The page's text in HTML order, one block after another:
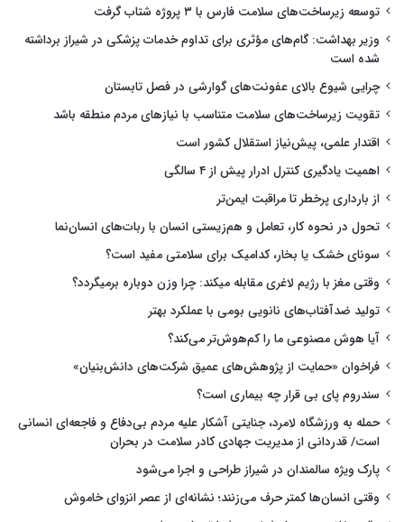
توسعه زیرساخت‌های سلامت فارس با ۳ پروژه شتاب گرفت
وزیر بهداشت: گام‌های مؤثری برای تداوم خدمات پزشکی در شیراز برداشته
شده است
چرایی شیوع بالای عفونت‌های گوارشی در فصل تابستان
تقویت زیرساخت‌های سلامت متناسب با نیازهای مردم منطقه باشد
اقتدار علمی، پیش‌نیاز استقلال کشور است
اهمیت یادگیری کنترل ادرار پیش از ۴ سالگی
از بارداری پرخطر تا مراقبت ایمن‌تر
تحول در نحوه کار، تعامل و هم‌زیستی انسان با ربات‌های انسان‌نما
سونای خشک یا بخار، کدامیک برای سلامتی مفید است؟
وقتی مغز با رژیم لاغری مقابله میکند: چرا وزن دوباره برمیگردد؟
تولید ضدآفتاب‌های نانویی بومی با عملکرد بهتر
آیا هوش مصنوعی ما را کم‌هوش‌تر می‌کند؟
فراخوان «حمایت از پژوهش‌های عمیق شرکت‌های دانش‌بنیان»
سندروم پای بی قرار چه بیماری است؟
حمله به ورزشگاه لامرد، جنایتی آشکار علیه مردم بی‌دفاع و فاجعه‌ای انسانی
است/ قدردانی از مدیریت جهادی کادر سلامت در بحران
پارک ویژه سالمندان در شیراز طراحی و اجرا می‌شود
وقتی انسان‌ها کمتر حرف می‌زنند؛ نشانه‌ای از عصر انزوای خاموش